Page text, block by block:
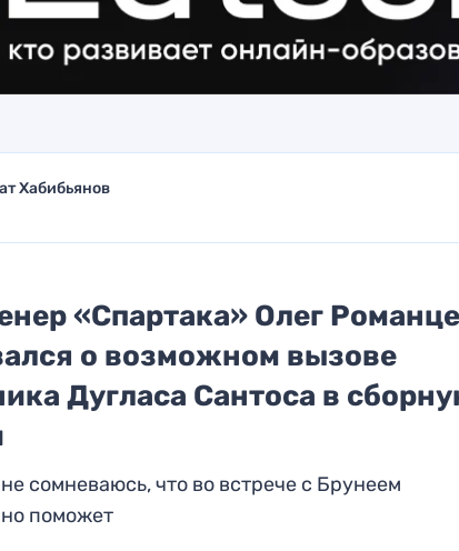
Хабибьянов
«Спартака» Олег
о возможном вызове
Дугласа Сантоса в
сомневаюсь, что во встрече с Брунеем
поможет